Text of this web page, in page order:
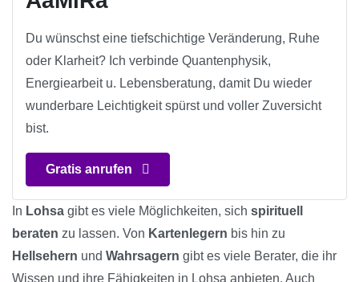
Du wünschst eine tiefschichtige Veränderung, Ruhe
oder Klarheit? Ich verbinde Quantenphysik,
Energiearbeit u. Lebensberatung, damit Du wieder
wunderbare Leichtigkeit spürst und voller Zuversicht
bist.
Gratis anrufen
In Lohsa gibt es viele Möglichkeiten, sich spirituell
beraten zu lassen. Von Kartenlegern bis hin zu
Hellsehern und Wahrsagern gibt es viele Berater, die ihr
Wissen und ihre Fähigkeiten in Lohsa anbieten. Auch